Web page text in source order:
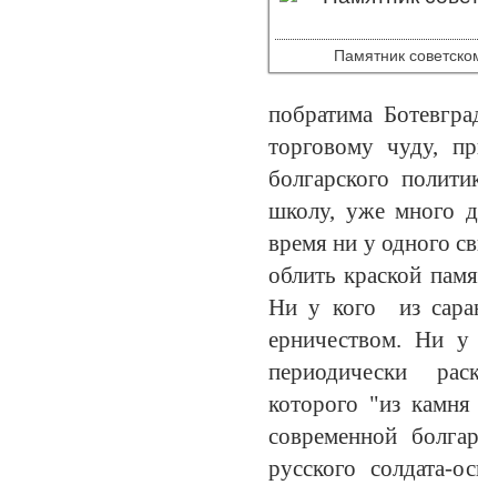
Памятник
побратима
торговому чуду,
болгарского
школу, уже много
время ни у одного
облить краской
Ни у кого из
ерничеством. Ни у
периодически
которого "из
современной
русского